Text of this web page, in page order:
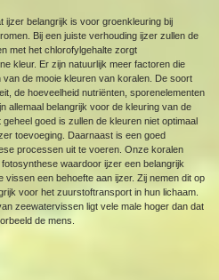
ijzer belangrijk is voor groenkleuring bij
Bij een juiste verhouding ijzer zullen de
met het chlorofylgehalte zorgt
kleur. Er zijn natuurlijk meer factoren die
de mooie kleuren van koralen. De soort
de hoeveelheid nutriënten, sporenelementen
allemaal belangrijk voor de kleuring van de
goed is zullen de kleuren niet optimaal
toevoeging. Daarnaast is een goed
processen uit te voeren. Onze koralen
waardoor ijzer een belangrijk
vissen een behoefte aan ijzer. Zij nemen dit op
voor het zuurstoftransport in hun lichaam.
zeewatervissen ligt vele male hoger dan dat
de mens.